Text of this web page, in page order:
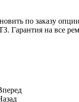
по заказу
Гарантия на все